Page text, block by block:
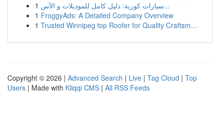
1
سيارات كورية: دليل كامل للموديلات و الأس...
1 FroggyAds: A Detailed Company Overview
1 Trusted Winnipeg top Roofer for Quality Craftsm...
Copyright © 2026 | Advanced Search | Live | Tag Cloud | Top
Users | Made with Kliqqi CMS | All RSS Feeds